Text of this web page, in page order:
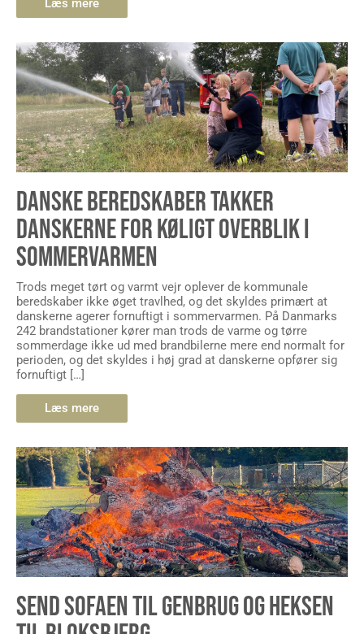
Læs mere
DANSKE BEREDSKABER TAKKER
DANSKERNE FOR KØLIGT OVERBLIK I
SOMMERVARMEN
Trods meget tørt og varmt vejr oplever de kommunale
beredskaber ikke øget travlhed, og det skyldes primært at
danskerne agerer fornuftigt i sommervarmen. På Danmarks
242 brandstationer kører man trods de varme og tørre
sommerdage ikke ud med brandbilerne mere end normalt for
perioden, og det skyldes i høj grad at danskerne opfører sig
fornuftigt […]
Læs mere
SEND SOFAEN TIL GENBRUG OG HEKSEN